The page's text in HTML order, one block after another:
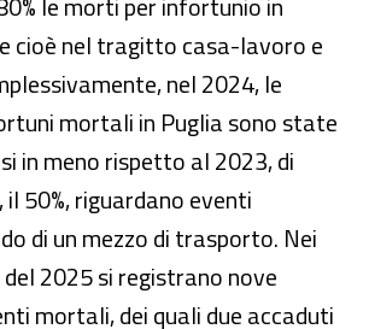
cioè nel tragitto casa-lavoro e
nel 2024, le
mortali in Puglia sono state
in meno rispetto al 2023, di
50%, riguardano eventi
di un mezzo di trasporto. Nei
2025 si registrano nove
mortali, dei quali due accaduti